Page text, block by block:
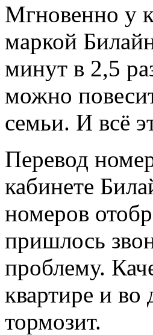
Мгновенно у
маркой
минут в 2,5
можно
семьи. И всё
Перевод
кабинете
номеров
пришлось
проблему.
квартире и во
тормозит.